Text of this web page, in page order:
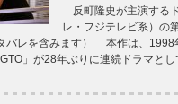
反町隆史が主演する
レ・フジテレビ系）の
バレを含みます） 本作は、1998
」が28年ぶりに連続ドラマと